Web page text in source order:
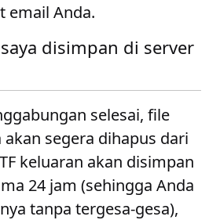
email Anda.
disimpan di server
selesai, file
segera dihapus dari
keluaran akan disimpan
24 jam (sehingga Anda
tanpa tergesa-gesa),